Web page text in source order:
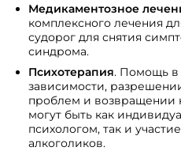
Медикаментозное
комплексного лечения
судорог для снятия
синдрома.
Психотерапия. Помощь в
зависимости,
проблем и возвращении
могут быть как
психологом, так и
алкоголиков.